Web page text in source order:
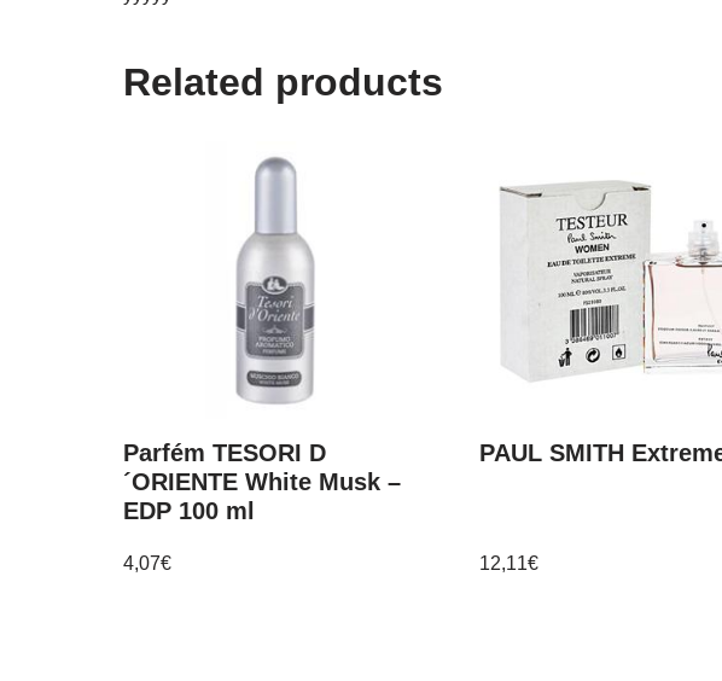
Related products
Parfém TESORI D
´ORIENTE White Musk –
EDP 100 ml
4,07€
PAUL SMITH
12,11€